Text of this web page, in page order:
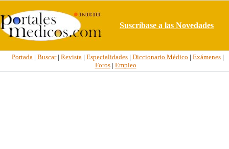
Suscríbase a las Novedades
Portada | Buscar| Revista | Especialidades | Diccionario Médico | Exámenes |
Foros| Empleo